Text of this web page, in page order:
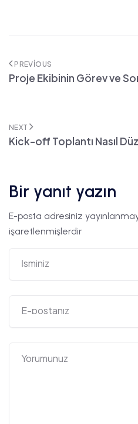
PREVIOUS
Proje Ekibinin Görev ve
NEXT
Kick-off Toplantı Nasıl
Bir yanıt yazın
E-posta adresiniz
işaretlenmişlerdir